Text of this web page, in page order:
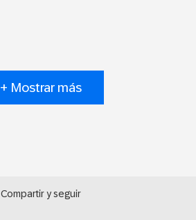
+ Mostrar más
Compartir y seguir